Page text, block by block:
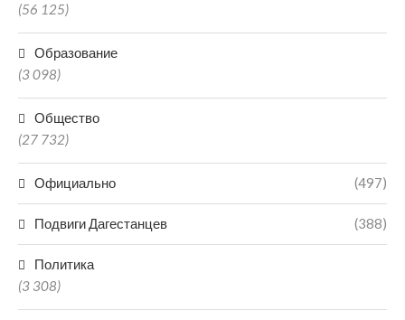
(56 125)
Образование
(3 098)
Общество
(27 732)
Официально (497)
Подвиги Дагестанцев (388)
Политика
(3 308)